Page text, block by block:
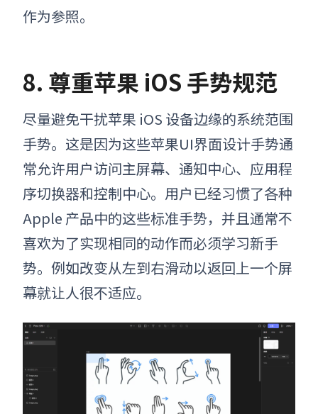
作为参照。
8. 尊重苹果 iOS 手势规范
尽量避免干扰苹果 iOS 设备边缘的系统范围
手势。这是因为这些苹果UI界面设计手势通
常允许用户访问主屏幕、通知中心、应用程
序切换器和控制中心。 用户已经习惯了各种
Apple 产品中的这些标准手势，并且通常不
喜欢为了实现相同的动作而必须学习新手
势。例如改变从左到右滑动以返回上一个屏
幕就让人很不适应。